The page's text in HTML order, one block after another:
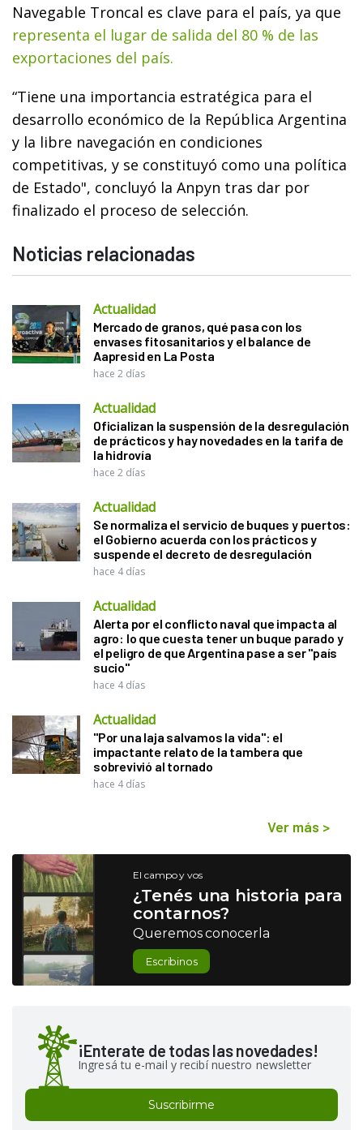
Navegable Troncal es clave para el país, ya que
representa el lugar de salida del 80 % de las
exportaciones del país.
“Tiene una importancia estratégica para el
desarrollo económico de la República Argentina
y la libre navegación en condiciones
competitivas, y se constituyó como una política
de Estado", concluyó la Anpyn tras dar por
finalizado el proceso de selección.
Noticias relacionadas
Actualidad
Mercado de granos, qué pasa con los
envases fitosanitarios y el balance de
Aapresid en La Posta
hace 2 días
Actualidad
Oficializan la suspensión de la desregulación
de prácticos y hay novedades en la tarifa de
la hidrovía
hace 2 días
Actualidad
Se normaliza el servicio de buques y puertos:
el Gobierno acuerda con los prácticos y
suspende el decreto de desregulación
hace 4 días
Actualidad
Alerta por el conflicto naval que impacta al
agro: lo que cuesta tener un buque parado y
el peligro de que Argentina pase a ser "país
sucio"
hace 4 días
Actualidad
"Por una laja salvamos la vida": el
impactante relato de la tambera que
sobrevivió al tornado
hace 4 días
Ver más >
El campo y vos
¿Tenés una historia para
contarnos?
Queremos conocerla
Escribinos
¡Enterate de todas las novedades!
Ingresá tu e-mail y recibí nuestro newsletter
Suscribirme